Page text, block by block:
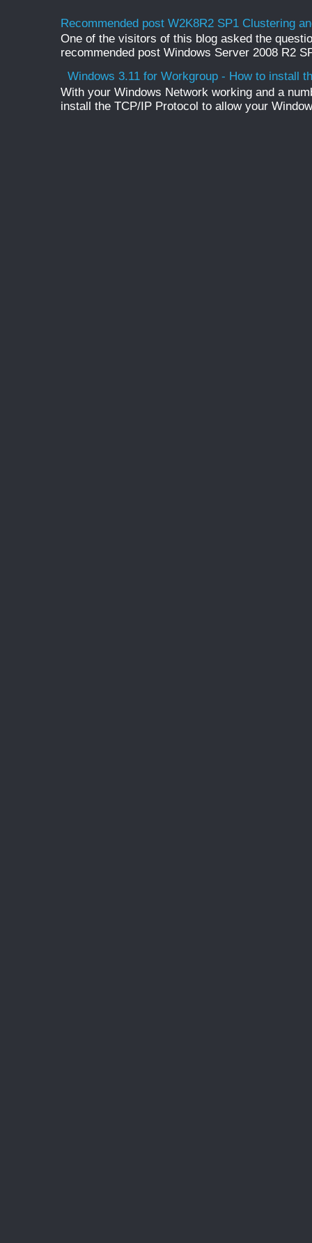
Recommended post W2K8R2 SP1 Clustering
One of the visitors of this blog asked the
recommended post Windows Server 2008 R2
Windows 3.11 for Workgroup - How to install
With your Windows Network working and a
install the TCP/IP Protocol to allow your